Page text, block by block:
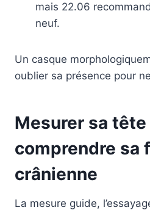
mais 22.06
neuf.
Un casque
oublier sa présence pour
Mesurer sa
comprendre sa
crânienne
La mesure guide,